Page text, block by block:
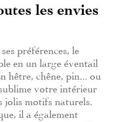
les envies
préférences, le
en un large éventail
hêtre, chêne, pin... ou
votre intérieur
jolis motifs naturels.
il a également